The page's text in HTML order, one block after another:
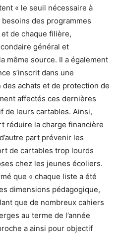
« le seuil nécessaire à
des programmes
de chaque filière,
général et
même source. Il a également
s’inscrit dans une
achats et de protection de
affectés ces dernières
de leurs cartables. Ainsi,
réduire la charge financière
part prévenir les
de cartables trop lourds
chez les jeunes écoliers.
que « chaque liste a été
dimensions pédagogique,
que de nombreux cahiers
au terme de l’année
a ainsi pour objectif